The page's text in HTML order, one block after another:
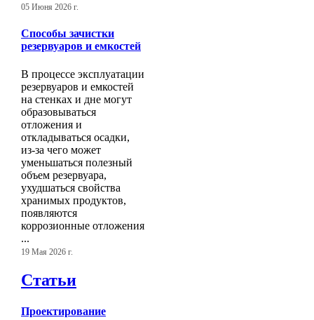
05 Июня 2026 г.
Способы зачистки
резервуаров и емкостей
В процессе эксплуатации
резервуаров и емкостей
на стенках и дне могут
образовываться
отложения и
откладываться осадки,
из-за чего может
уменьшаться полезный
объем резервуара,
ухудшаться свойства
хранимых продуктов,
появляются
коррозионные отложения
...
19 Мая 2026 г.
Статьи
Проектирование